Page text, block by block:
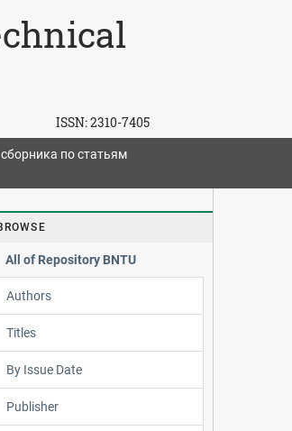
ISSN:2310-7405
по статьям
All of Repository BNTU
Authors
Titles
By Issue Date
Publisher